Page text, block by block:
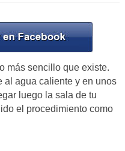
más sencillo que existe.
al agua caliente y en unos
luego la sala de tu
el procedimiento como